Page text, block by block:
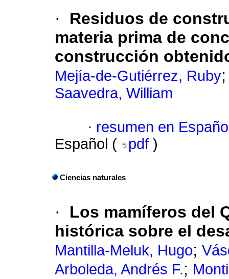
·
Residuos de
materia prima de
construcción
Mejía-de-Gutiérrez, Ruby
Saavedra, William
· resumen en
Español (
pdf )
Ciencias naturales
·
Los mamíferos del
histórica sobre el
Mantilla-Meluk, Hugo;
Arboleda, Andrés F.;